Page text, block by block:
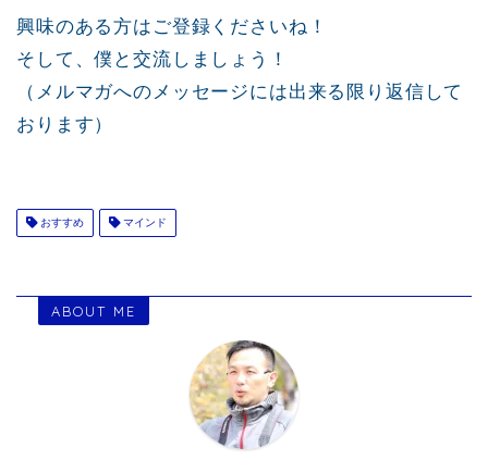
興味のある方はご登録くださいね！
そして、僕と交流しましょう！
（メルマガへのメッセージには出来る限り返信して
おります）
おすすめ マインド
ABOUT ME